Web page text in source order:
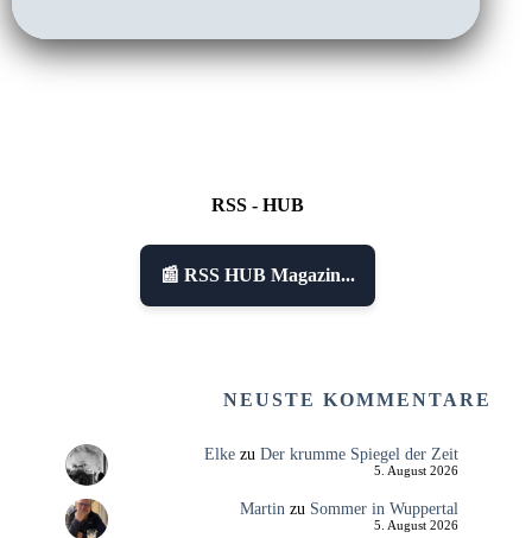
RSS - HUB
📰 RSS HUB Magazin...
NEUSTE KOMMENTARE
Elkezu Der krumme Spiegel der Zeit
5. August 2026
Martin zu Sommer in Wuppertal
5. August 2026